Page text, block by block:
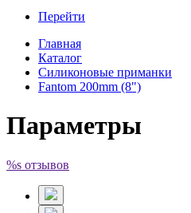
Перейти
Главная
Каталог
Силиконовые приманки
Fantom 200mm (8")
Параметры
%s отзывов